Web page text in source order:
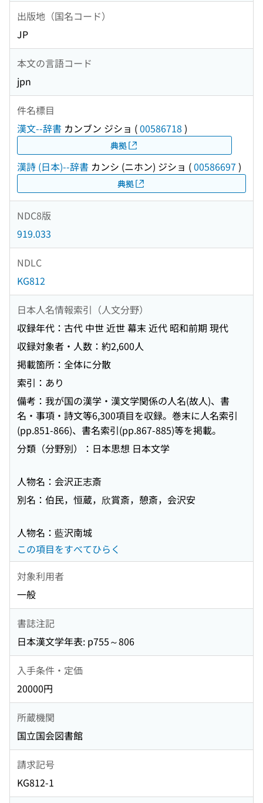
出版地（国名コード）
JP
本文の言語コード
jpn
件名標目
漢文--辞書 カンブン ジショ (00586718 )
典拠
漢詩 (日本)--辞書 カンシ (ニホン) ジショ (00586697 )
典拠
NDC8版
919.033
NDLC
KG812
日本人名情報索引（人文分野）
収録年代：古代 中世 近世 幕末 近代 昭和前期 現代
収録対象者・人数：約2,600人
掲載箇所：全体に分散
索引：あり
備考：我が国の漢学・漢文学関係の人名(故人)、書
名・事項・詩文等6,300項目を収録。巻末に人名索引
(pp.851-866)、書名索引(pp.867-885)等を掲載。
分類（分野別）：日本思想 日本文学
人物名：会沢正志斎
別名：伯民，恒蔵，欣賞斎，憩斎，会沢安
人物名：藍沢南城
この項目をすべてひらく
対象利用者
一般
書誌注記
日本漢文学年表: p755～806
入手条件・定価
20000円
所蔵機関
国立国会図書館
請求記号
KG812-1